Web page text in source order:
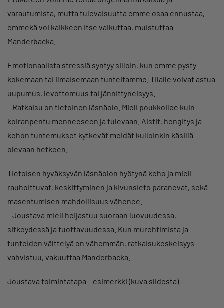
varautumista, mutta tulevaisuutta emme osaa ennustaa,
emmekä voi kaikkeen itse vaikuttaa, muistuttaa
Manderbacka.
Emotionaalista stressiä syntyy silloin, kun emme pysty
kokemaan tai ilmaisemaan tunteitamme. Tilalle voivat astua
uupumus, levottomuus tai jännittyneisyys.
– Ratkaisu on tietoinen läsnäolo. Mieli poukkoilee kuin
koiranpentu menneeseen ja tulevaan. Aistit, hengitys ja
kehon tuntemukset kytkevät meidät kulloinkin käsillä
olevaan hetkeen.
Tietoisen hyväksyvän läsnäolon hyötynä keho ja mieli
rauhoittuvat, keskittyminen ja kivunsieto paranevat, sekä
masentumisen mahdollisuus vähenee.
– Joustava mieli heijastuu suoraan luovuudessa,
sitkeydessä ja tuottavuudessa. Kun murehtimista ja
tunteiden välttelyä on vähemmän, ratkaisukeskeisyys
vahvistuu, vakuuttaa Manderbacka.
Joustava toimintatapa – esimerkki (kuva slidesta)